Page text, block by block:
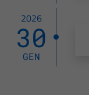
2026
30
GEN